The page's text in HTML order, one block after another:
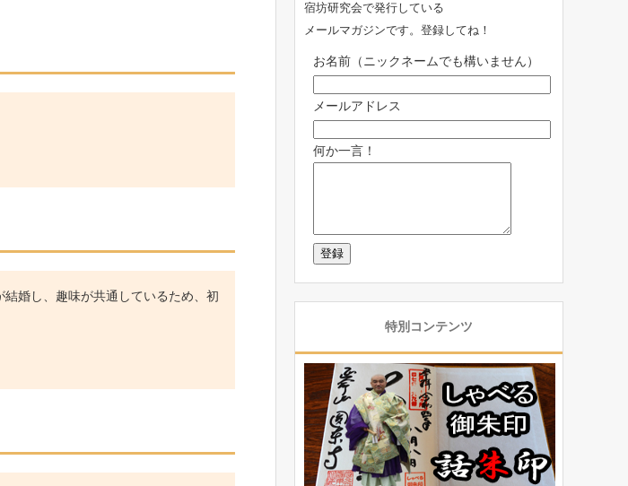
婚し、趣味が共通しているため、初
宿坊研究会で発行している
メールマガジンです。登録してね！
お名前（ニックネームでも構いません）
メールアドレス
何か一言！
特別コンテンツ